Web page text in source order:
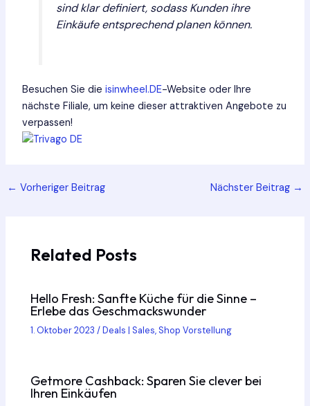
sind klar definiert, sodass Kunden ihre
Einkäufe entsprechend planen können.
Besuchen Sie die isinwheel.DE-Website oder Ihre
nächste Filiale, um keine dieser attraktiven Angebote zu
verpassen!
Post
← Vorheriger Beitrag Nächster Beitrag →
Related Posts
Hello Fresh: Sanfte Küche für die Sinne –
Erlebe das Geschmackswunder
1. Oktober 2023/Deals | Sales,Shop Vorstellung
Getmore Cashback: Sparen Sie clever bei
Ihren Einkäufen